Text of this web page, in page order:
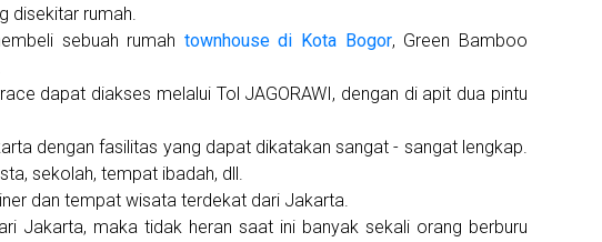
disekitar rumah.
sebuah rumah townhouse di Kota Bogor, Green Bamboo
dapat diakses melalui Tol JAGORAWI, dengan di apit dua pintu
dengan fasilitas yang dapat dikatakan sangat - sangat lengkap.
sekolah, tempat ibadah, dll.
dan tempat wisata terdekat dari Jakarta.
Jakarta, maka tidak heran saat ini banyak sekali orang berburu